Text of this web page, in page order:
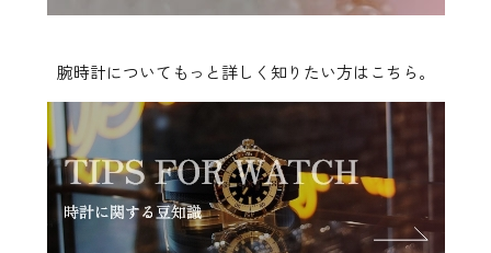
腕時計についてもっと詳しく知りたい方はこちら。